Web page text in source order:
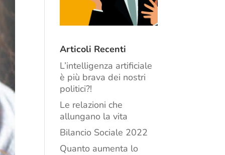
Articoli Recenti
L’intelligenza artificiale
è più brava dei nostri
politici?!
Le relazioni che
allungano la vita
Bilancio Sociale 2022
Quanto aumenta lo